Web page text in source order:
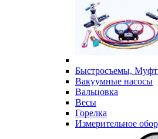
Быстросъемы,
Вакуумные насосы
Вальцовка
Весы
Горелка
Измерительное